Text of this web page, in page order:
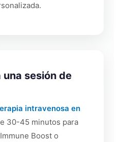
una sesión de
intravenosa en
30-45 minutos para
Boost o